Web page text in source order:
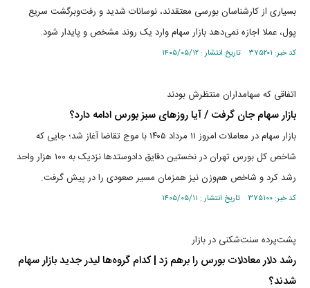
بسیاری از کارشناسان بورسی معتقدند، نوسانات شدید و رفت‌وبرگشت سریع
پول، عملا اجازه نمی‌دهد بازار سهام وارد یک روند مشخص و پایدار شود.
کد خبر: ۳۷۵۲۰۱ تاریخ انتشار : ۱۴۰۵/۰۵/۱۲
اتفاقی که سهامداران منتظرش بودند
بازار سهام جان گرفت / آیا روزهای سبز بورس ادامه دارد؟
بازار سهام در معاملات امروز ۱۱ مرداد ۱۴۰۵ با موج تقاضا آغاز شد؛ جایی که
شاخص کل بورس تهران در نخستین دقایق دادوستدها نزدیک به ۱۰۰ هزار واحد
رشد کرد و شاخص هم‌وزن نیز همزمان مسیر صعودی را در پیش گرفت.
کد خبر: ۳۷۵۱۰۰ تاریخ انتشار : ۱۴۰۵/۰۵/۱۱
پشت‌پرده سنت‌شکنی در بازار
رشد دلار معادلات بورس را برهم زد | کدام گروه‌ها لیدر جدید بازار سهام
شدند؟